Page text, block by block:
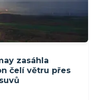
zasáhla
čelí větru přes